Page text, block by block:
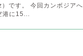
です。 今回カンボジアへ
港に15...